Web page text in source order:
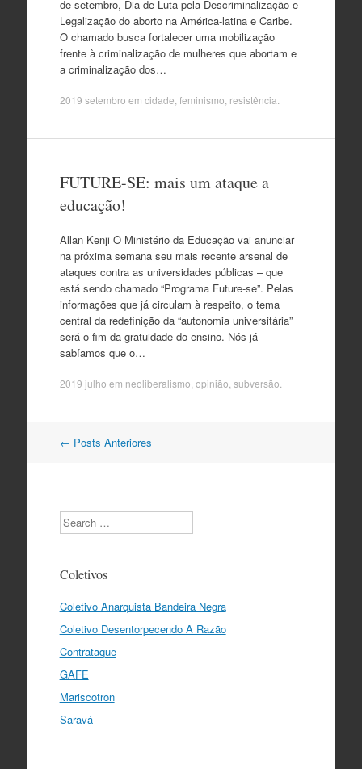
de setembro, Dia de Luta pela Descriminalização e
Legalização do aborto na América-latina e Caribe.
O chamado busca fortalecer uma mobilização
frente à criminalização de mulheres que abortam e
a criminalização dos…
2019 setembro em cidade feminismo resistência
FUTURE-SE: mais um ataque a
educação!
Allan Kenji O Ministério da Educação vai anunciar
na próxima semana seu mais recente arsenal de
ataques contra as universidades públicas – que
está sendo chamado “Programa Future-se”. Pelas
informações que já circulam à respeito, o tema
central da redefinição da “autonomia universitária”
será o fim da gratuidade do ensino. Nós já
sabíamos que o…
2019 julho em neoliberalismo opinião subversão
Navegação
← Posts Anteriores
Search
Coletivos
Coletivo Anarquista Bandeira Negra
Coletivo Desentorpecendo A Razão
Contrataque
GAFE
Mariscotron
Saravá